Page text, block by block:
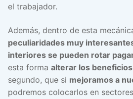
el trabajador.
Además, dentro de esta
peculiaridades muy
interiores se pueden rotar
esta forma alterar los beneficios
segundo, que si mejoramos a
podremos colocarlos en